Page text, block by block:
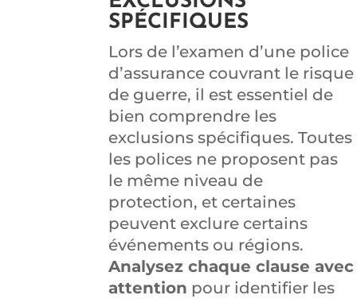
SPÉCIFIQUES
Lors de l’examen d’une police
d’assurance couvrant le risque
de guerre, il est essentiel de
bien comprendre les
exclusions spécifiques. Toutes
les polices ne proposent pas
le même niveau de
protection, et certaines
peuvent exclure certains
événements ou régions.
Analysez chaque clause avec
attention pour identifier les